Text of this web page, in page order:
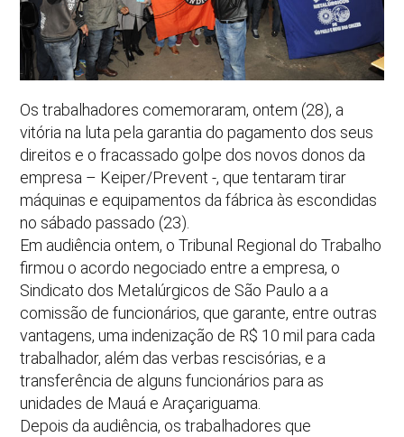
Os trabalhadores comemoraram, ontem (28), a
vitória na luta pela garantia do pagamento dos seus
direitos e o fracassado golpe dos novos donos da
empresa – Keiper/Prevent -, que tentaram tirar
máquinas e equipamentos da fábrica às escondidas
no sábado passado (23).
Em audiência ontem, o Tribunal Regional do Trabalho
firmou o acordo negociado entre a empresa, o
Sindicato dos Metalúrgicos de São Paulo a a
comissão de funcionários, que garante, entre outras
vantagens, uma indenização de R$ 10 mil para cada
trabalhador, além das verbas rescisórias, e a
transferência de alguns funcionários para as
unidades de Mauá e Araçariguama.
Depois da audiência, os trabalhadores que